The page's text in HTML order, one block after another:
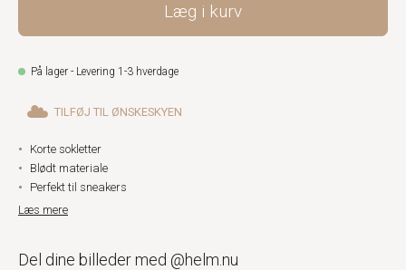
Læg i kurv
På lager - Levering 1-3 hverdage
TILFØJ TIL ØNSKESKYEN
Korte sokletter
Blødt materiale
Perfekt til sneakers
Læs mere
Del dine billeder med @helm.nu